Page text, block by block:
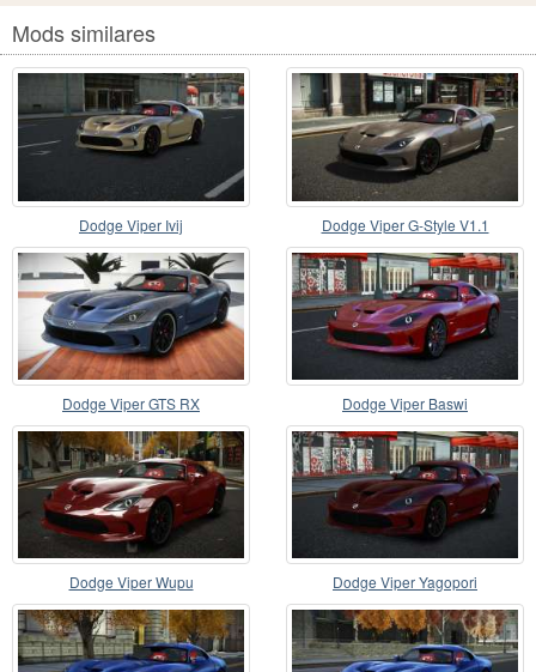
Mods similares
Dodge Viper Ivij Dodge Viper G-Style V1.1
Dodge Viper GTS RX Dodge Viper Baswi
Dodge Viper Wupu Dodge Viper Yagopori